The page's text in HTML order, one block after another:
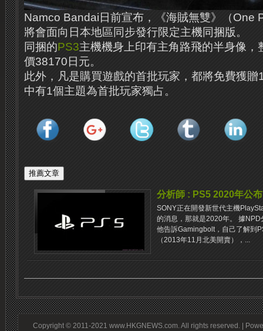
Namco Bandai日前宣布，《海賊無雙》（One
將會面向日本地區同步發行限定主機同捆版。
同捆的PS3主機機身上印有主角路飛的半身像，
價38170日元。
此外，凡是購買遊戲的首批玩家，都將免費獲
中有1個主題為首批玩家獨占。
分析師 : PS5 2020年公布
SONY正在開發新世代主機
的消息，那就是2020年。 據
他告訴Gamingbolt，自己了解到
（2013年11月北美開賣），...
Copyright © 2011-2021 www.HKGNEWS.com. All rights reserved. |